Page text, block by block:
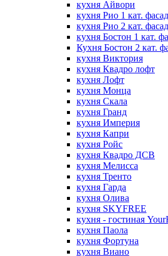
кухня Айвори
кухня Рио 1 кат.
кухня Рио 2 кат.
кухня Бостон 1 кат.
Кухня Бостон 2 кат.
кухня Виктория
кухня Квадро лофт
кухня Лофт
кухня Монца
кухня Скала
кухня Гранд
кухня Империя
кухня Капри
кухня Ройс
кухня Квадро ДСВ
кухня Мелисса
кухня Тренто
кухня Гарда
кухня Олива
кухня SKYFREE
кухня - гостиная
кухня Паола
кухня Фортуна
кухня Виано